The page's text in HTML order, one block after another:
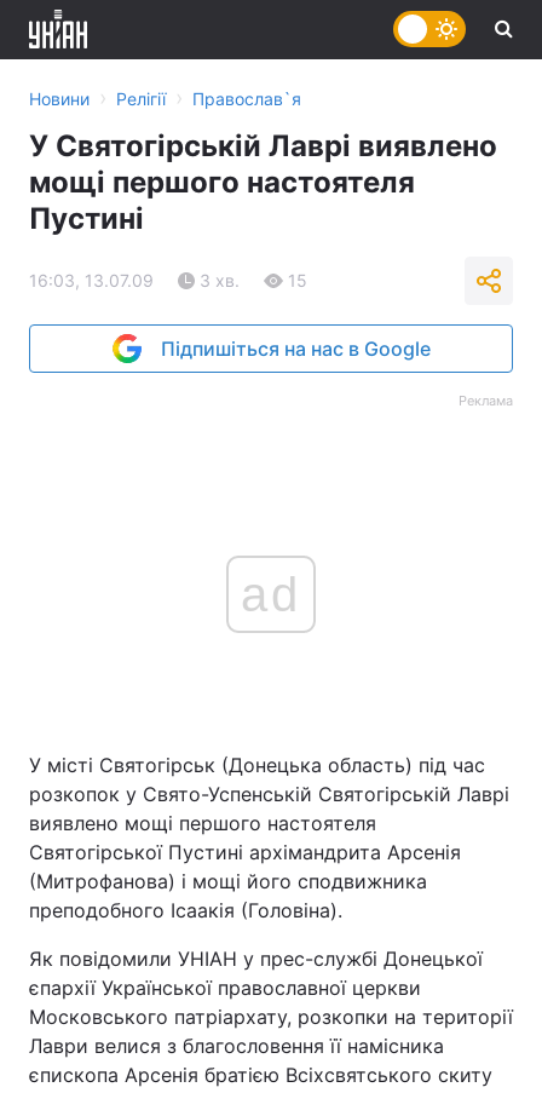
Новини › Релігії › Православ`я
У Святогірській Лаврі виявлено
мощі першого настоятеля
Пустині
16:03, 13.07.09 3 хв. 15
Підпишіться на нас в Google
Реклама
ad
У місті Святогірськ (Донецька область) під час
розкопок у Свято-Успенській Святогірській Лаврі
виявлено мощі першого настоятеля
Святогірської Пустині архімандрита Арсенія
(Митрофанова) і мощі його сподвижника
преподобного Ісаакія (Головіна).
Як повідомили УНІАН у прес-службі Донецької
єпархії Української православної церкви
Московського патріархату, розкопки на території
Лаври велися з благословення її намісника
єпископа Арсенія братією Всіхсвятського скиту